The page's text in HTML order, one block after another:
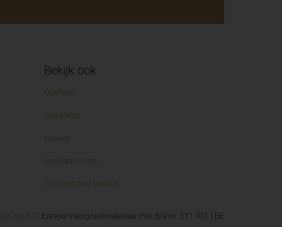
Bekijk ook
Over ons
Vacatures
Nieuws
Eigenaars login
Immoportaal partner
het BIV. Erkend Vastgoedmakelaar met BIV nr. 511 931 | BE